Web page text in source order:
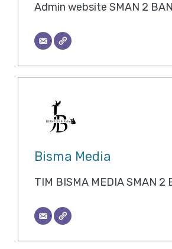
Admin website SMAN 2
Bisma Media
TIM BISMA MEDIA SMAN 2